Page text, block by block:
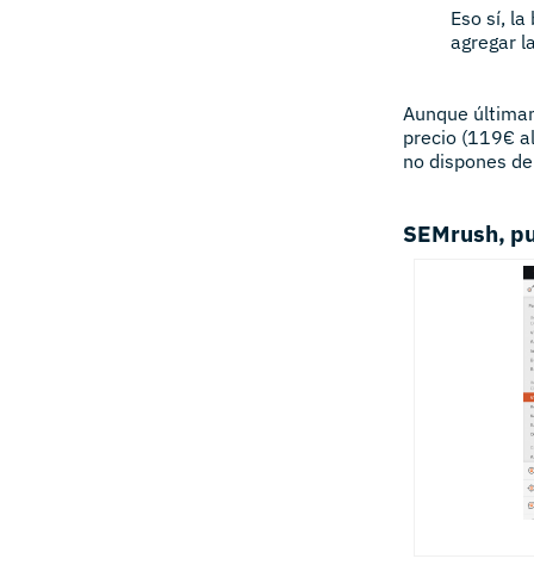
Eso sí,
agregar
Aunque
precio (119€
no dispones
SEMrush,